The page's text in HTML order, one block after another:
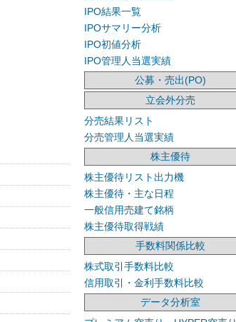
IPO結果一覧
IPOサマリー分析
IPO初値分析
IPO管理人当選実績
公募・売出(PO)
立会外分売
分売結果リスト
分売管理人当選実績
株主優待
株主優待リスト出力機
株主優待・主な日程
一般信用売建て銘柄
株主優待取得戦績
手数料関係比較
株式取引手数料比較
信用取引・金利手数料比較
データ分析室